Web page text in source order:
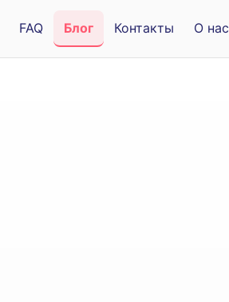
FAQ Блог Контакты О нас